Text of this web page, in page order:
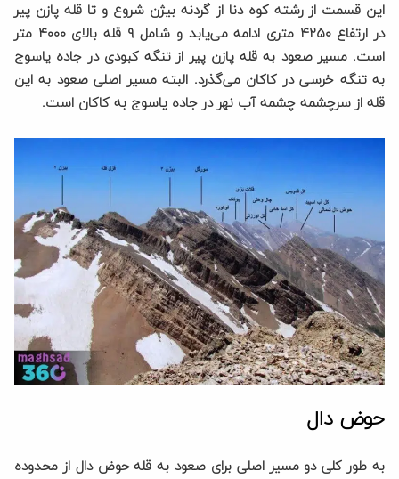
این قسمت از رشته کوه دنا از گردنه بیژن شروع و تا قله پازن پیر
در ارتفاع ۴۲۵۰ متری ادامه می‌یابد و شامل ۹ قله بالای ۴۰۰۰ متر
است. مسیر صعود به قله پازن پیر از تنگه کبودی در جاده یاسوج
به تنگه خرسی در کاکان می‌گذرد. البته مسیر اصلی صعود به این
قله از سرچشمه چشمه آب نهر در جاده یاسوج به کاکان است.
حوض دال
به طور کلی دو مسیر اصلی برای صعود به قله حوض دال از محدوده